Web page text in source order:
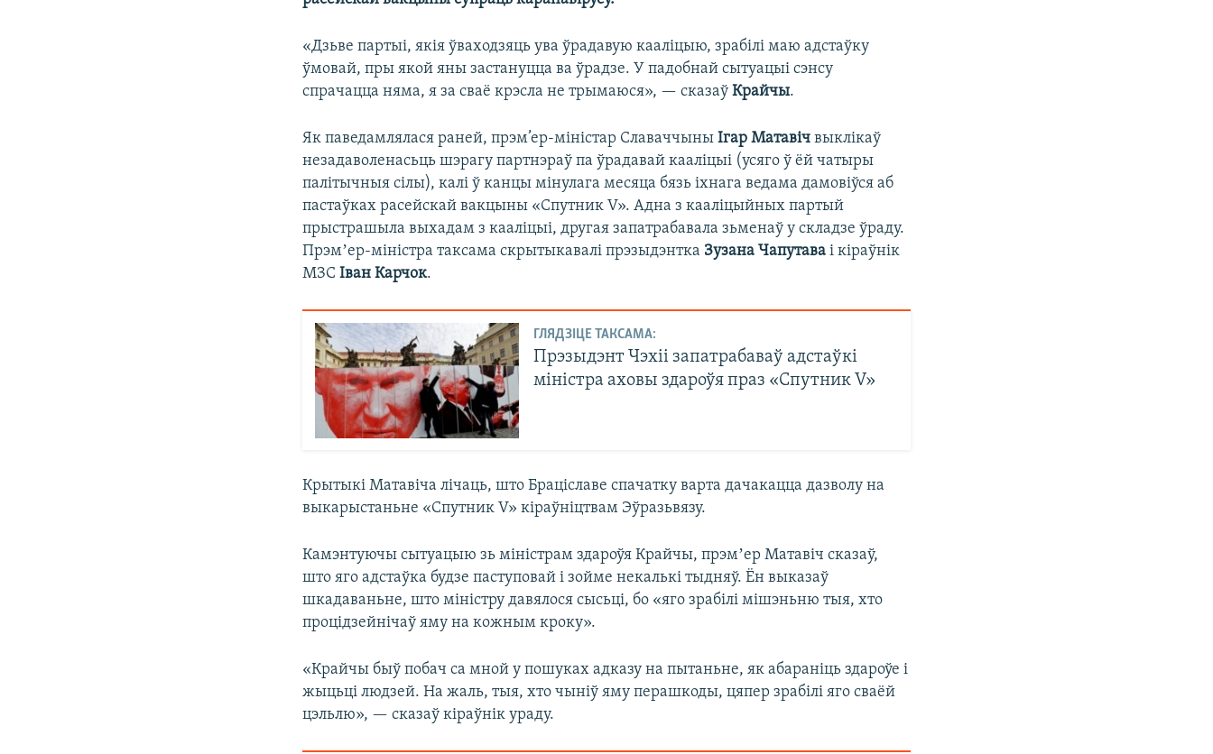
«Дзьве партыі, якія ўваходзяць ува ўрадавую кааліцыю, зрабілі маю адстаўку
ўмовай, пры якой яны застануцца ва ўрадзе. У падобнай сытуацыі сэнсу
спрачацца няма, я за сваё крэсла не трымаюся», — сказаўКрайчы.
Як паведамлялася раней, прэм’ер-міністар СлаваччыныІгар Матавіч выклікаў
незадаволенасьць шэрагу партнэраў па ўрадавай кааліцыі (усяго ў ёй чатыры
палітычныя сілы), калі ў канцы мінулага месяца бязь іхнага ведама дамовіўся аб
пастаўках расейскай вакцыны «Спутник V». Адна з кааліцыйных партый
прыстрашыла выхадам з кааліцыі, другая запатрабавала зьменаў у складзе ўраду.
Прэмʼер-міністра таксама скрытыкавалі прэзыдэнтка Зузана Чапутава і кіраўнік
МЗС Іван Карчок.
ГЛЯДЗІЦЕ ТАКСАМА:
Прэзыдэнт Чэхіі запатрабаваў адстаўкі
міністра аховы здароўя праз «Спутник V»
Крытыкі Матавіча лічаць, што Браціславе спачатку варта дачакацца дазволу на
выкарыстаньне «Спутник V» кіраўніцтвам Эўразьвязу.
Камэнтуючы сытуацыю зь міністрам здароўя Крайчы, прэмʼер Матавіч сказаў,
што яго адстаўка будзе паступовай і зойме некалькі тыдняў. Ён выказаў
шкадаваньне, што міністру давялося сысьці, бо «яго зрабілі мішэньню тыя, хто
процідзейнічаў яму на кожным кроку».
«Крайчы быў побач са мной у пошуках адказу на пытаньне, як абараніць здароўе і
жыцьці людзей. На жаль, тыя, хто чыніў яму перашкоды, цяпер зрабілі яго сваёй
цэльлю», — сказаў кіраўнік ураду.